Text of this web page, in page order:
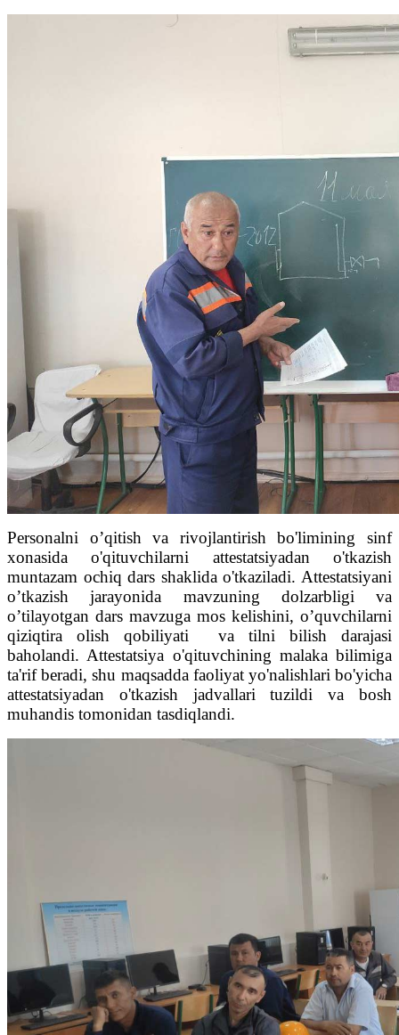
Personalni o’qitish va rivojlantirish bo'limining sinf
xonasida o'qituvchilarni attestatsiyadan o'tkazish
muntazam ochiq dars shaklida o'tkaziladi. Attestatsiyani
o’tkazish jarayonida mavzuning dolzarbligi va
o’tilayotgan dars mavzuga mos kelishini, o’quvchilarni
qiziqtira olish qobiliyati va tilni bilish darajasi
baholandi. Attestatsiya o'qituvchining malaka bilimiga
ta'rif beradi, shu maqsadda faoliyat yo'nalishlari bo'yicha
attestatsiyadan o'tkazish jadvallari tuzildi va bosh
muhandis tomonidan tasdiqlandi.